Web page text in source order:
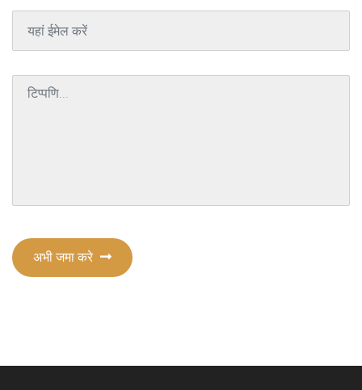
अभी जमा करे